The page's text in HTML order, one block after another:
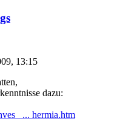
13:15
dazu:
... hermia.htm